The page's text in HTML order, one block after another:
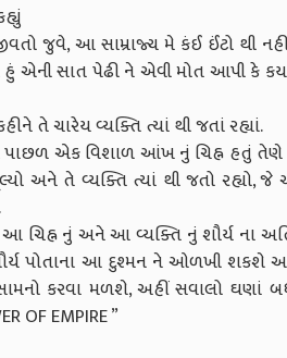
જુવે, આ સામ્રાજ્ય મે કંઈ ઈંટો થી
એની સાત પેઢી ને એવી મોત આપી કે
તે ચારેય વ્યક્તિ ત્યાં થી જતાં રહ્યાં.
પાછળ એક વિશાળ આંખ નું ચિહ્ન હતું તેણે
અને તે વ્યક્તિ ત્યાં થી જતો રહ્યો,
નું અને આ વ્યક્તિ નું શૌર્ય ના
પોતાના આ દુશ્મન ને ઓળખી શકશે
કરવા મળશે, અહીં સવાલો
OF EMPIRE ”